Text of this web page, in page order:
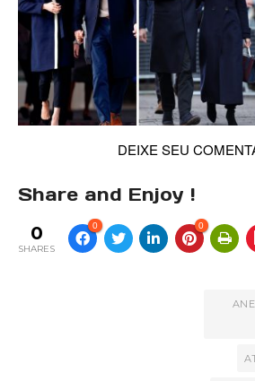
DEIXE SEU
Share and Enjoy !
0
SHARES
0 0